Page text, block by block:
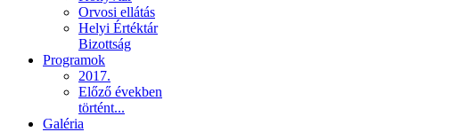
Orvosi ellátás
Helyi Értéktár
Bizottság
Programok
2017.
Előző években
történt...
Galéria